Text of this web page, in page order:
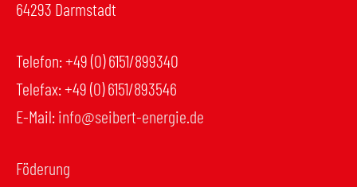
blank
64293 Darmstadt
Telefon: +49 (0) 6151/899340
Telefax: +49 (0) 6151/893546
E-Mail:info@seibert-energie.de
Föderung